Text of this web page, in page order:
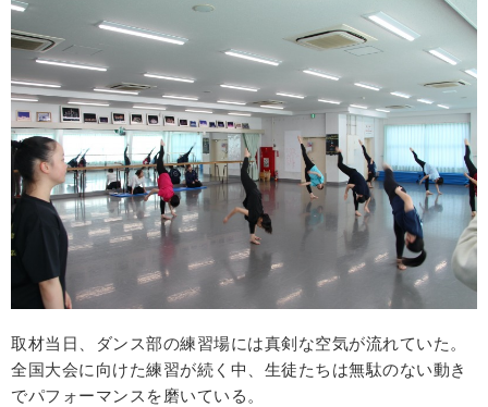
取材当日、ダンス部の練習場には真剣な空気が流れていた。
全国大会に向けた練習が続く中、生徒たちは無駄のない動き
でパフォーマンスを磨いている。